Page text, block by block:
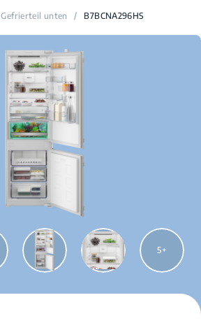
Gefrierteil unten / B7BCNA296HS
5